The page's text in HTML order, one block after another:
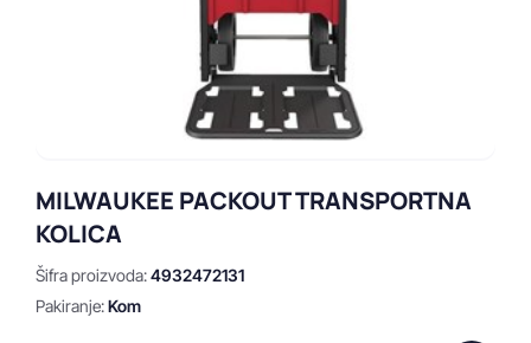
MILWAUKEE PACKOUT TRANSPORTNA
KOLICA
Šifra proizvoda:4932472131
Pakiranje:Kom